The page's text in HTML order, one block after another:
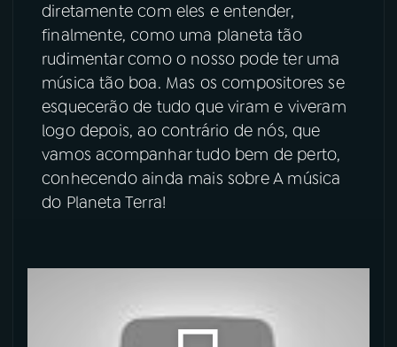
YouTube Facebook
Instagram X
TikTok
diretamente com eles e entender,
finalmente, como uma planeta tão
rudimentar como o nosso pode ter uma
música tão boa. Mas os compositores se
esquecerão de tudo que viram e viveram
logo depois, ao contrário de nós, que
vamos acompanhar tudo bem de perto,
conhecendo ainda mais sobre A música
do Planeta Terra!